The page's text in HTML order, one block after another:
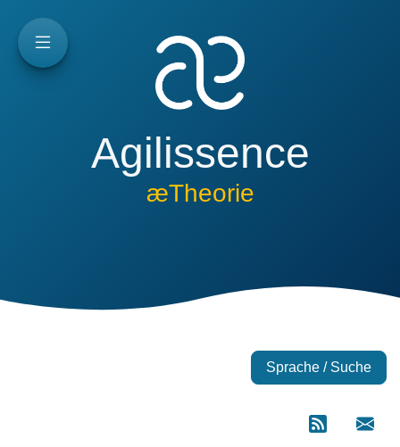
Agilissence
æTheorie
Sprache / Suche